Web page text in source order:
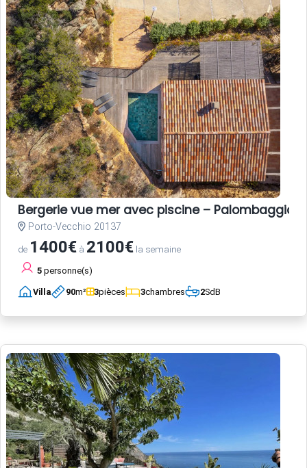
Bergerie vue mer avec piscine – Palombaggia,
Porto-Vecchio 20137
de 1400€ à 2100€ la semaine
5 personne(s)
Villa 90m² 3pièces 3chambres 2SdB